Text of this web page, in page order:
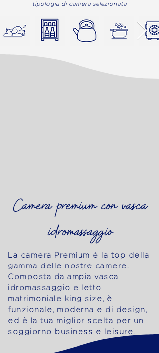
tipologia di camera selezionata
Camera premium con vasca
idromassaggio
La camera Premium è la top della
gamma delle nostre camere.
Composta da ampia vasca
idromassaggio e letto
matrimoniale king size, è
funzionale, moderna e di design,
ed è la tua miglior scelta per un
soggiorno business e leisure.